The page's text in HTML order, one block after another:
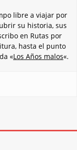
libre a viajar por
su historia, sus
en Rutas por
hasta el punto
«Los Años malos«.